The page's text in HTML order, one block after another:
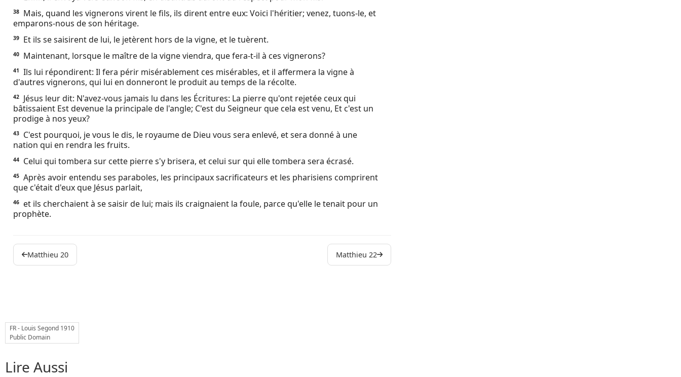
38
Mais, quand les vignerons virent le fils, ils dirent entre eux: Voici l'héritier; venez, tuons-le, et
emparons-nous de son héritage.
39 Et ils se saisirent de lui, le jetèrent hors de la vigne, et le tuèrent.
40 Maintenant, lorsque le maître de la vigne viendra, que fera-t-il à ces vignerons?
41
Ils lui répondirent: Il fera périr misérablement ces misérables, et il affermera la vigne à
d'autres vignerons, qui lui en donneront le produit au temps de la récolte.
42
Jésus leur dit: N'avez-vous jamais lu dans les Écritures: La pierre qu'ont rejetée ceux qui
bâtissaient Est devenue la principale de l'angle; C'est du Seigneur que cela est venu, Et c'est un
prodige à nos yeux?
43
C'est pourquoi, je vous le dis, le royaume de Dieu vous sera enlevé, et sera donné à une
nation qui en rendra les fruits.
44 Celui qui tombera sur cette pierre s'y brisera, et celui sur qui elle tombera sera écrasé.
45 Après avoir entendu ses paraboles, les principaux sacrificateurs et les pharisiens comprirent
que c'était d'eux que Jésus parlait,
46
et ils cherchaient à se saisir de lui; mais ils craignaient la foule, parce qu'elle le tenait pour un
prophète.
Matthieu 20 Matthieu 22
FR - Louis Segond 1910
Public Domain
Lire Aussi